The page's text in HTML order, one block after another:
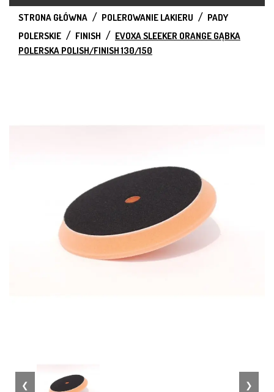
STRONA GŁÓWNA POLEROWANIE LAKIERU
PADY
POLERSKIE
FINISH
EVOXA SLEEKER ORANGE GĄBKA
POLERSKA POLISH/FINISH 130/150
❮ ❯